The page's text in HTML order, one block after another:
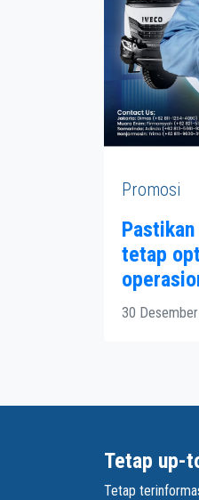
Promosi
tetap
30
Tetap up-
Tetap